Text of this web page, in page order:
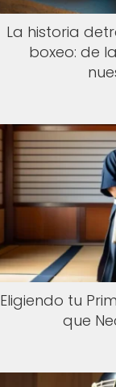
La historia
boxeo: de
Eligiendo tu
que